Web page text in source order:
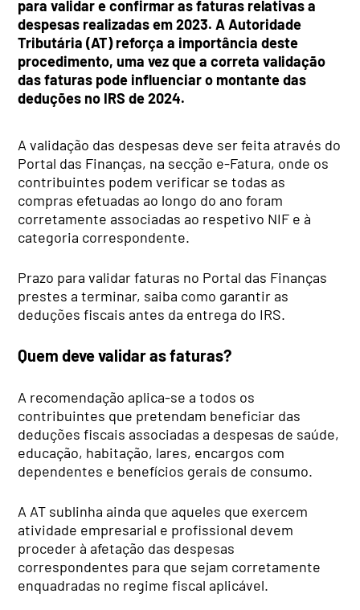
para validar e confirmar as faturas relativas a
despesas realizadas em 2023. A Autoridade
Tributária (AT) reforça a importância deste
procedimento, uma vez que a correta validação
das faturas pode influenciar o montante das
deduções no IRS de 2024.
A validação das despesas deve ser feita através do
Portal das Finanças, na secção e-Fatura, onde os
contribuintes podem verificar se todas as
compras efetuadas ao longo do ano foram
corretamente associadas ao respetivo NIF e à
categoria correspondente.
Prazo para validar faturas no Portal das Finanças
prestes a terminar, saiba como garantir as
deduções fiscais antes da entrega do IRS.
Quem deve validar as faturas?
A recomendação aplica-se a todos os
contribuintes que pretendam beneficiar das
deduções fiscais associadas a despesas de saúde,
educação, habitação, lares, encargos com
dependentes e benefícios gerais de consumo.
A AT sublinha ainda que aqueles que exercem
atividade empresarial e profissional devem
proceder à afetação das despesas
correspondentes para que sejam corretamente
enquadradas no regime fiscal aplicável.